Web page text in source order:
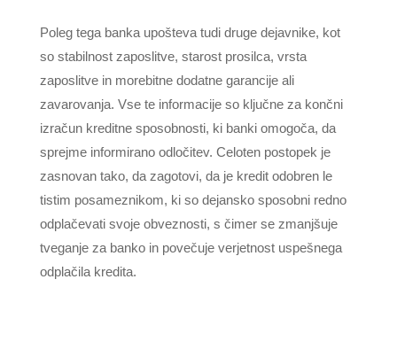
Poleg tega banka upošteva tudi druge dejavnike, kot
so stabilnost zaposlitve, starost prosilca, vrsta
zaposlitve in morebitne dodatne garancije ali
zavarovanja. Vse te informacije so ključne za končni
izračun kreditne sposobnosti, ki banki omogoča, da
sprejme informirano odločitev. Celoten postopek je
zasnovan tako, da zagotovi, da je kredit odobren le
tistim posameznikom, ki so dejansko sposobni redno
odplačevati svoje obveznosti, s čimer se zmanjšuje
tveganje za banko in povečuje verjetnost uspešnega
odplačila kredita.